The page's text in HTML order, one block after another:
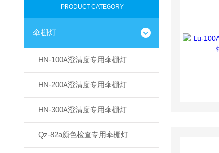
PRODUCT CATEGORY
伞棚灯
HN-100A澄清度专用伞棚灯
HN-200A澄清度专用伞棚灯
HN-300A澄清度专用伞棚灯
Qz-82a颜色检查专用伞棚灯